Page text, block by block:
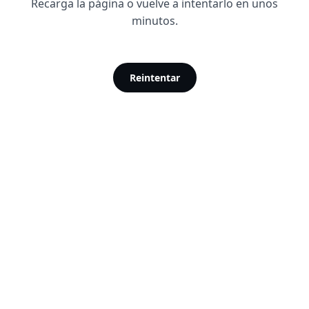
Recarga la página o vuelve a intentarlo en unos
minutos.
Reintentar